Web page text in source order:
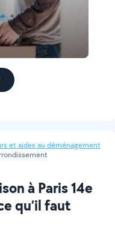
et aides au déménagement
à Paris 14e
qu’il faut